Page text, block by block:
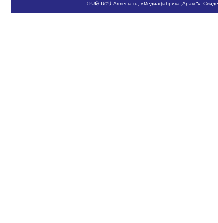
©ՍԹ-ՍԺԱ Armenia.ru , «Медиафабрика „Аракс“».